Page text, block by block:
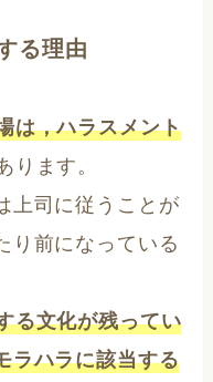
る理由
は，ハラスメント
ります。
上司に従うことが
り前になっている
る文化が残ってい
ラハラに該当する